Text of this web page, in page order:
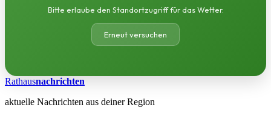
Bitte erlaube den Standortzugriff für das Wetter.
Erneut versuchen
Rathausnachrichten
aktuelle Nachrichten aus deiner Region